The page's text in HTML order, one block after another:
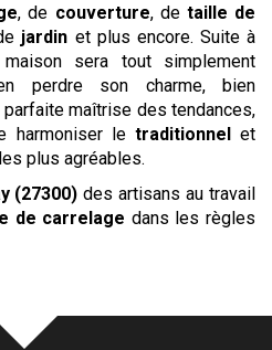
, de couverture, de taille de
jardin et plus encore. Suite à
sera tout simplement
perdre son charme, bien
parfaite maîtrise des tendances,
harmoniser le traditionnelet
plus agréables.
(27300) des artisans au travail
de carrelage dans les règles